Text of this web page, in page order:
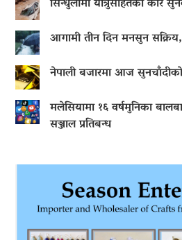
आगामी तीन दिन मनसुन
नेपाली बजारमा आज
मलेसियामा १६ वर्षमुनिका
सञ्जाल प्रतिबन्ध